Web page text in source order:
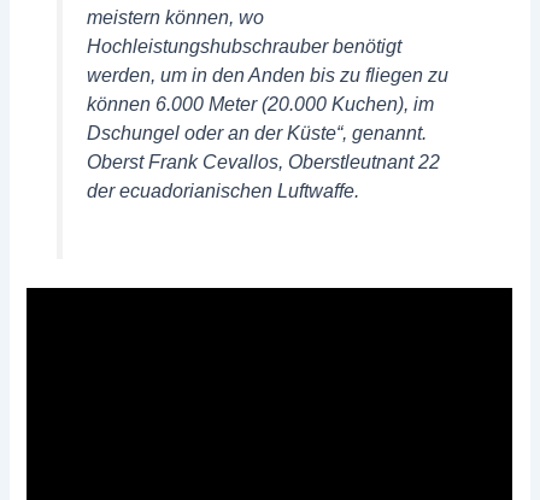
meistern können, wo
Hochleistungshubschrauber benötigt
werden, um in den Anden bis zu fliegen zu
können 6.000 Meter (20.000 Kuchen), im
Dschungel oder an der Küste“, genannt.
Oberst Frank Cevallos, Oberstleutnant 22
der ecuadorianischen Luftwaffe.